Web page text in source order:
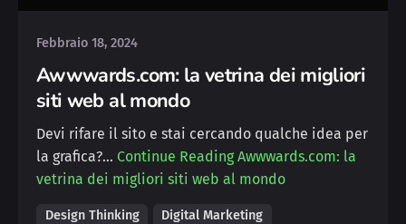
Febbraio 18, 2024
Awwwards.com: la vetrina dei migliori
siti web al mondo
Devi rifare il sito e stai cercando qualche idea per
la grafica?… Continue ReadingAwwwards.com: la
vetrina dei migliori siti web al mondo
Design Thinking Digital Marketing